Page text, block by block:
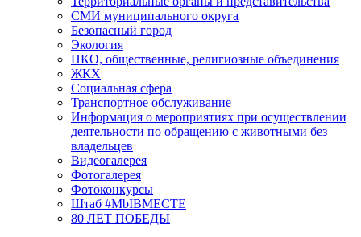
СМИ муниципального округа
Безопасный город
Экология
НКО, общественные, религиозные объединения
ЖКХ
Социальная сфера
Транспортное обслуживание
Информация о мероприятиях при осуществлении
деятельности по обращению с животными без
владельцев
Видеогалерея
Фотогалерея
Фотоконкурсы
Штаб #MbIBMECTE
80 ЛЕТ ПОБЕДЫ